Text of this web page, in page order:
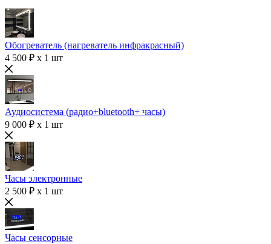
Обогреватель (нагреватель инфракрасный)
4 500 ₽ x 1 шт
Аудиосистема (радио+bluetooth+ часы)
9 000 ₽ x 1 шт
Часы электронные
2 500 ₽ x 1 шт
Часы сенсорные